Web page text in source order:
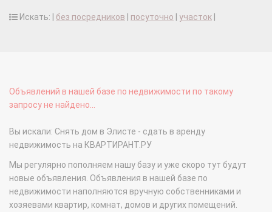
Искать: | без посредников посуточно участок
Объявлений в нашей базе по недвижимости по такому
запросу не найдено...
Вы искали: Снять дом в Элисте - сдать в аренду
недвижимость на КВАРТИРАНТ.РУ
Мы регулярно пополняем нашу базу и уже скоро тут будут
новые объявления. Объявления в нашей базе по
недвижимости наполняются вручную собственниками и
хозяевами квартир, комнат, домов и других помещений.